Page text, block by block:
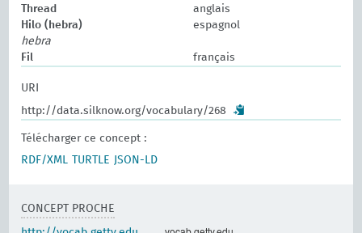
Thread
anglais
Hilo (hebra)
espagnol
hebra
Fil
français
URI
http://data.silknow.org/vocabulary/268
Télécharger ce concept :
RDF/XML
TURTLE JSON-LD
CONCEPT PROCHE